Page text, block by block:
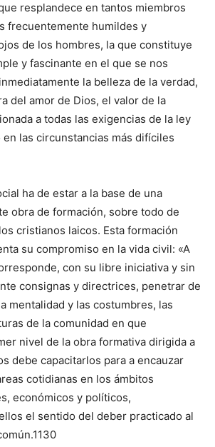
resplandece en tantos miembros
frecuentemente humildes y
de los hombres, la que constituye
y fascinante en el que se nos
la belle­za de la verdad,
del amor de Dios, el valor de la
a todas las exigencias de la ley
las circunstancias más difíciles
ha de es­tar a la base de una
obra de formación, sobre todo de
cristianos laicos. Esta formación
su compromiso en la vida civil: «A
con su libre iniciativa y sin
consignas y directrices, penetrar de
mentalidad y las costumbres, las
de la comunidad en que
nivel de la obra formativa dirigida a
debe capacitarlos para a encauzar
cotidianas en los ámbitos
económicos y políticos,
el sentido del deber practicado al